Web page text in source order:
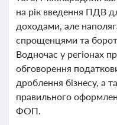
на рік введення ПДВ
доходами, але
спрощенцями та
Водночас у регіонах
обговорення
дроблення бізнесу, а
правильного
ФОП.